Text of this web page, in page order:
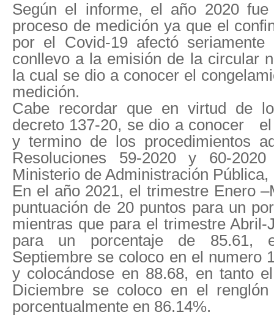
Según el informe, el año 2020
proceso de medición ya que el
por el Covid-19 afectó
conllevo a la emisión de la circular
la cual se dio a conocer el
medición.
Cabe recordar que en virtud de
decreto 137-20, se dio a conocer
y termino de los procedimientos
Resoluciones 59-2020 y 60-
Ministerio de Administración Pública,
En el año 2021, el trimestre Enero
puntuación de 20 puntos para un
mientras que para el trimestre Abril-
para un porcentaje de 85.61,
Septiembre se coloco en el numero
y colocándose en 88.68, en tanto
Diciembre se coloco en el
porcentualmente en 86.14%.